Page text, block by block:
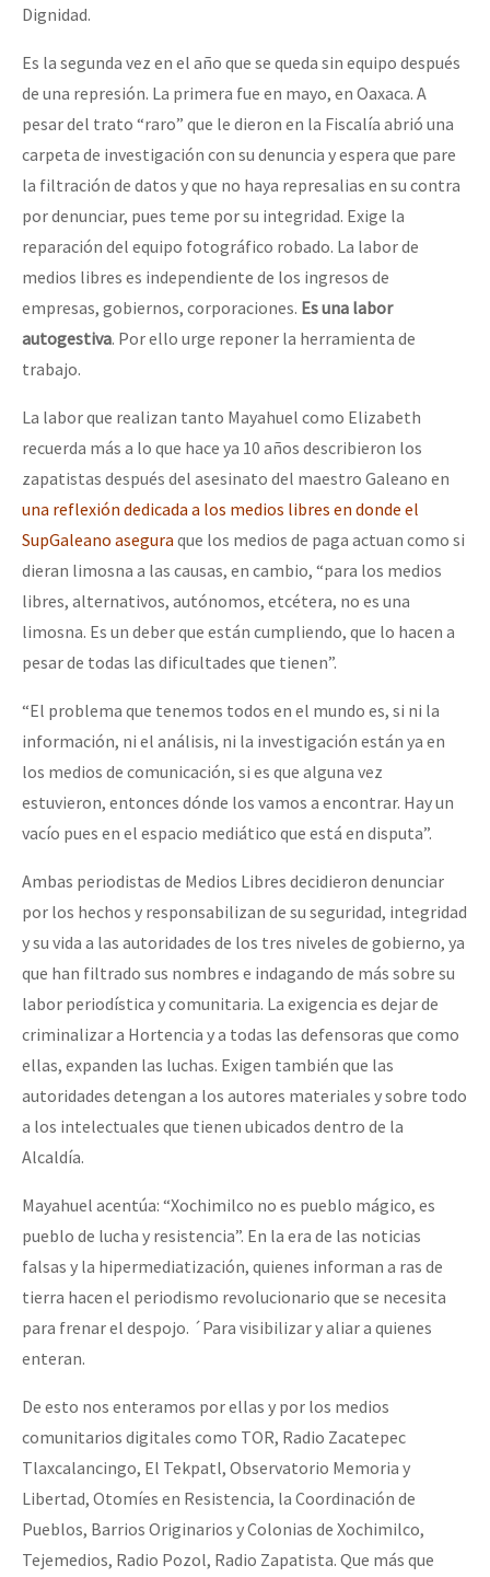
Dignidad.
Es la segunda vez en el año que se queda sin equipo después
de una represión. La primera fue en mayo, en Oaxaca. A
pesar del trato “raro” que le dieron en la Fiscalía abrió una
carpeta de investigación con su denuncia y espera que pare
la filtración de datos y que no haya represalias en su contra
por denunciar, pues teme por su integridad. Exige la
reparación del equipo fotográfico robado. La labor de
medios libres es independiente de los ingresos de
empresas, gobiernos, corporaciones. Es una labor
autogestiva. Por ello urge reponer la herramienta de
trabajo.
La labor que realizan tanto Mayahuel como Elizabeth
recuerda más a lo que hace ya 10 años describieron los
zapatistas después del asesinato del maestro Galeano en
una reflexión dedicada a los medios libres en donde el
SupGaleano asegura que los medios de paga actuan como si
dieran limosna a las causas, en cambio, “para los medios
libres, alternativos, autónomos, etcétera, no es una
limosna. Es un deber que están cumpliendo, que lo hacen a
pesar de todas las dificultades que tienen”.
“El problema que tenemos todos en el mundo es, si ni la
información, ni el análisis, ni la investigación están ya en
los medios de comunicación, si es que alguna vez
estuvieron, entonces dónde los vamos a encontrar. Hay un
vacío pues en el espacio mediático que está en disputa”.
Ambas periodistas de Medios Libres decidieron denunciar
por los hechos y responsabilizan de su seguridad, integridad
y su vida a las autoridades de los tres niveles de gobierno, ya
que han filtrado sus nombres e indagando de más sobre su
labor periodística y comunitaria. La exigencia es dejar de
criminalizar a Hortencia y a todas las defensoras que como
ellas, expanden las luchas. Exigen también que las
autoridades detengan a los autores materiales y sobre todo
a los intelectuales que tienen ubicados dentro de la
Alcaldía.
Mayahuel acentúa: “Xochimilco no es pueblo mágico, es
pueblo de lucha y resistencia”. En la era de las noticias
falsas y la hipermediatización, quienes informan a ras de
tierra hacen el periodismo revolucionario que se necesita
para frenar el despojo. ´Para visibilizar y aliar a quienes
enteran.
De esto nos enteramos por ellas y por los medios
comunitarios digitales como TOR, Radio Zacatepec
Tlaxcalancingo, El Tekpatl, Observatorio Memoria y
Libertad, Otomíes en Resistencia, la Coordinación de
Pueblos, Barrios Originarios y Colonias de Xochimilco,
Tejemedios, Radio Pozol, Radio Zapatista. Que más que